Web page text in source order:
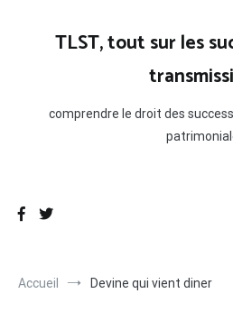
TLST, tout sur les
comprendre le droit des
Accueil Devine qui vient diner